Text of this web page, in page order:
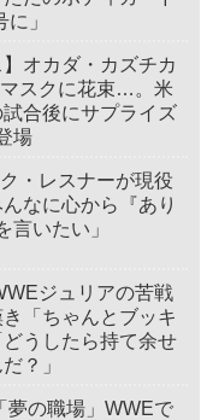
に」
】オカダ・カズチカ
スクに花束…。米
合後にサプライズ
場
・レスナーが現役
なに心から『あり
言いたい」
ジュリアの苦戦
「ちゃんとブッキ
うしたら持て余せ
？」
夢の職場」WWEで